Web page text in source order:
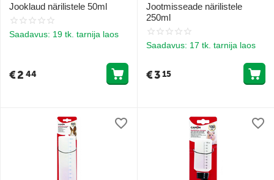
Jooklaud närilistele 50ml
Saadavus: 19 tk. tarnija laos
€2 44
Jootmisseade närilistele
250ml
Saadavus: 17 tk. tarnija laos
€315